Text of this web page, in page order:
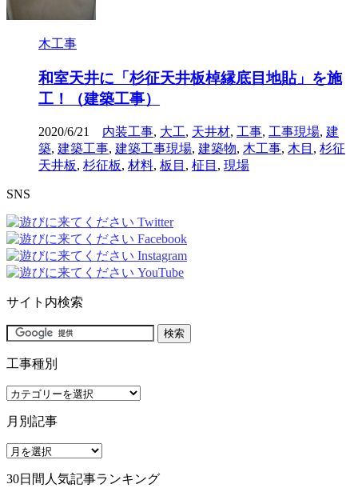
木工事
和室天井に「杉征天井板棹縁底目地貼」を施
工！（建築工事）
2020/6/21 内装工事, 大工, 天井材, 工事, 工事現場, 建
築, 建築工事, 建築工事現場, 建築物, 木工事, 木目 , 杉征
天井板, 杉征板, 材料, 板目 , 柾目 , 現場
SNS
サイト内検索
工事種別
工
種
別
月別記事
月
記
30日間人気記事ランキング